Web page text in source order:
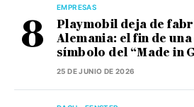
EMPRESAS
Playmobil deja de
Alemania: el fin de
símbolo del “Made in
25 DE JUNIO DE 2026